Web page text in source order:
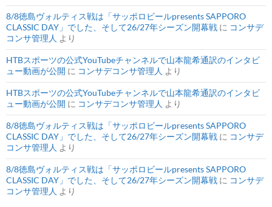
8/8徳島ヴォルティス戦は「サッポロビールpresents SAPPORO
CLASSIC DAY」でした、そして26/27年シーズン開幕戦 に コンサデ
コンサ管理人 より
HTBスポーツの公式YouTubeチャンネルで山本龍希通訳のインタビ
ュー動画が公開 に コンサデコンサ管理人 より
HTBスポーツの公式YouTubeチャンネルで山本龍希通訳のインタビ
ュー動画が公開 に コンサデコンサ管理人 より
8/8徳島ヴォルティス戦は「サッポロビールpresents SAPPORO
CLASSIC DAY」でした、そして26/27年シーズン開幕戦 に コンサデ
コンサ管理人 より
8/8徳島ヴォルティス戦は「サッポロビールpresents SAPPORO
CLASSIC DAY」でした、そして26/27年シーズン開幕戦 に コンサデ
コンサ管理人 より